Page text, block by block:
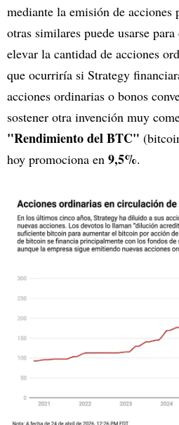
mediante la emisión de acciones
otras similares puede usarse
elevar la cantidad de acciones
que ocurriría si Strategy
acciones ordinarias o bonos
sostener otra invención muy
"Rendimiento del BTC"
hoy promociona en 9,5%.